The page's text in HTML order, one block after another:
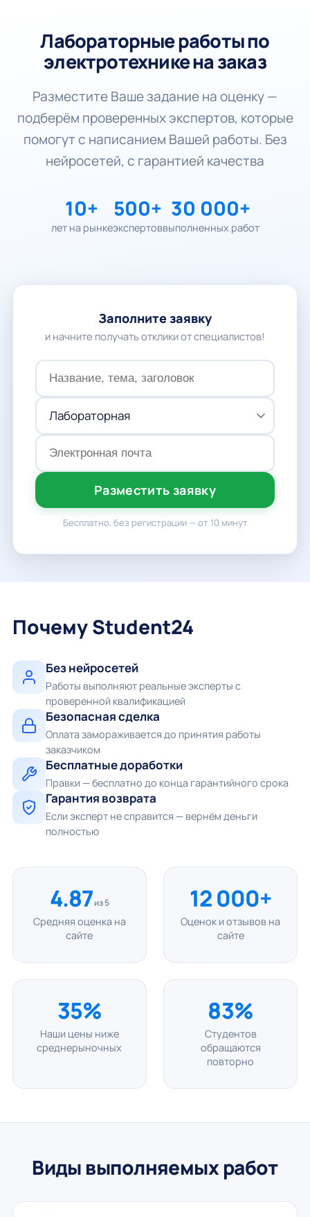
Лабораторные работы по
электротехнике на заказ
Разместите Ваше задание на оценку —
подберём проверенных экспертов, которые
помогут с написанием Вашей работы. Без
нейросетей, с гарантией качества
10+
лет на рынке
500+
экспертов
30 000+
выполненных работ
Заполните заявку
и начните получать отклики от специалистов!
Разместить заявку
Бесплатно, без регистрации — от 10 минут
Почему Student24
Без нейросетей
Работы выполняют реальные эксперты с
проверенной квалификацией
Безопасная сделка
Оплата замораживается до принятия работы
заказчиком
Бесплатные доработки
Правки — бесплатно до конца гарантийного срока
Гарантия возврата
Если эксперт не справится — вернём деньги
полностью
4.87из 5
Средняя оценка на
сайте
12 000+
Оценок и отзывов на
сайте
35%
Наши цены ниже
среднерыночных
83%
Студентов
обращаются
повторно
Виды выполняемых работ